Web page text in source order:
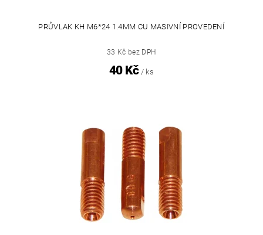
PRŮVLAK KH M6*24 1.4MM CU MASIVNÍ PROVEDENÍ
33 Kč bez DPH
40 Kč / ks